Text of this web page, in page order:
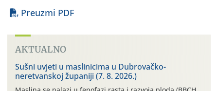
Preuzmi PDF
AKTUALNO
Sušni uvjeti u maslinicima u Dubrovačko-
neretvanskoj županiji (7. 8. 2026.)